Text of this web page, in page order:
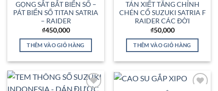
GỌNG SẮT BẮT BIỂN SỐ –
PÁT BIỂN SỐ TITAN SATRIA
– RAIDER
₫450,000
THÊM VÀO GIỎ HÀNG
TÁN XIẾT TĂNG CHỈNH
CHÉN CỔ SUZUKI SATRIA F
RAIDER CÁC ĐỜI
₫50,000
THÊM VÀO GIỎ HÀNG